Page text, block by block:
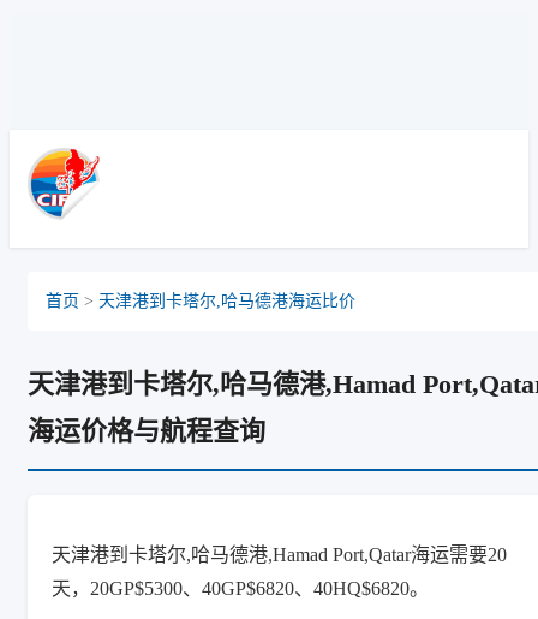
首页 > 天津港到卡塔尔,哈马德港海运比价
天津港到卡塔尔,哈马德港,Hamad
海运价格与航程查询
天津港到卡塔尔,哈马德港,Hamad Port,Qatar海运需要20
天，20GP$5300、40GP$6820、40HQ$6820。